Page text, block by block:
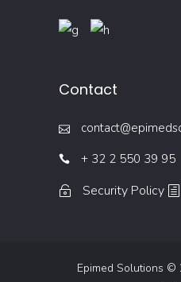
Contact
+ 32 2 550 39 95
Security Policy
Epimed Solutions ©